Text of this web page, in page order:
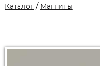
Каталог / Магниты